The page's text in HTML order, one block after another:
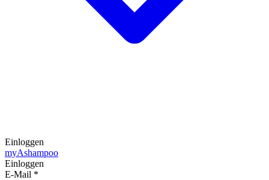
Einloggen
myAshampoo
Einloggen
E-Mail *